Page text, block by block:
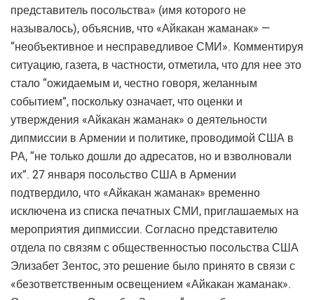
представитель посольства» (имя которого не
называлось), объяснив, что «Айкакан жаманак» —
“необъективное и несправедливое СМИ». Комментируя
ситуацию, газета, в частности, отметила, что для нее это
стало “ожидаемым и, честно говоря, желанным
событием”, поскольку означает, что оценки и
утверждения «Айкакан жаманак» о деятельности
дипмиссии в Армении и политике, проводимой США в
РА, “не только дошли до адресатов, но и взволновали
их”. 27 января посольство США в Армении
подтвердило, что «Айкакан жаманак» временно
исключена из списка печатных СМИ, приглашаемых на
мероприятия дипмиссии. Согласно представителю
отдела по связям с общественностью посольства США
Элизабет Зентос, это решение было принято в связи с
«безответственным освещением «Айкакан жаманак».